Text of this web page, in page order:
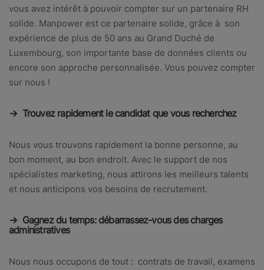
vous avez intérêt à pouvoir compter sur un partenaire RH
solide. Manpower est ce partenaire solide, grâce à son
expérience de plus de 50 ans au Grand Duché de
Luxembourg, son importante base de données clients ou
encore son approche personnalisée. Vous pouvez compter
sur nous !
→ Trouvez rapidement le candidat que vous recherchez
Nous vous trouvons rapidement la bonne personne, au
bon moment, au bon endroit. Avec le support de nos
spécialistes marketing, nous attirons les meilleurs talents
et nous anticipons vos besoins de recrutement.
→ Gagnez du temps: débarrassez-vous des charges
administratives
Nous nous occupons de tout : contrats de travail, examens